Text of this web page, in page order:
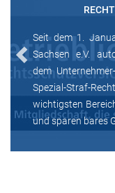
Seit dem 1.
Sachsen e.V.
dem
Spezial-Straf-
wichtigsten
und sparen bares
Previous